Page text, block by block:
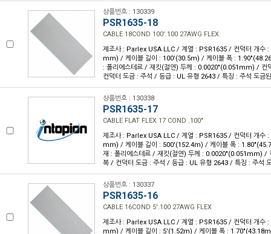
상품번호 : 130339
PSR1635-18
CABLE 18COND 100'.100 27AWG FLEX
제조사 : Parlex USA LLC / 계열 : PSR1635 / 컨덕터 개수
mm) / 케이블 길이 : 100'(30.5m) / 케이블 폭 :
: 폴리에스테르 / 재킷(절연) 두께 : 0.0020"(0.051mm) / 컨
컨덕터 도금 : 주석 / 등급 : UL 유형 2643 / 특징 : 주석 도금
상품번호 : 130338
PSR1635-17
CABLE FLAT FLEX 17 COND .100"
제조사 : Parlex USA LLC / 계열 : PSR1635 / 컨덕터 개수
mm) / 케이블 길이 : 500'(152.4m) / 케이블 폭 :
재 : 폴리에스테르 / 재킷(절연) 두께 : 0.0020"(0.051mm) /
복 / 컨덕터 도금 : 주석 / 등급 : UL 유형 2643 / 특징 : 주석
상품번호 : 130337
PSR1635-16
CABLE 16COND 5'.100 27AWG FLEX
제조사 : Parlex USA LLC / 계열 : PSR1635 / 컨덕터 개수
mm) / 케이블 길이 : 5'(1.52m) / 케이블 폭 :